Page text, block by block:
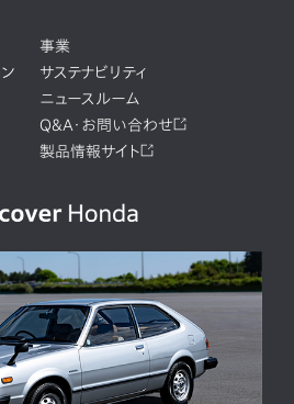
事業
サステナビリティ
ニュースルーム
Q&A・お問い合わせ
製品情報サイト